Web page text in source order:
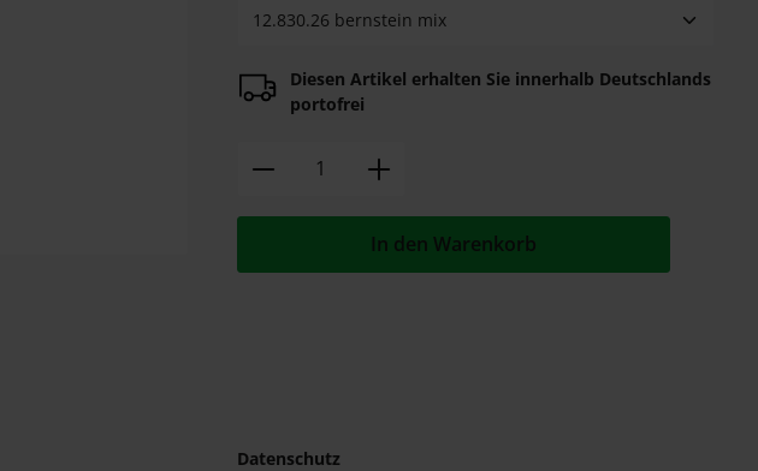
Diesen Artikel erhalten Sie innerhalb Deutschlands
portofrei
Produkt Anzahl: Gib den
In den Warenkorb
Datenschutz